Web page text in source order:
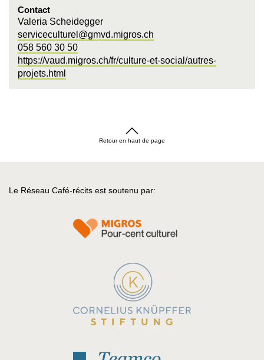
Contact
Valeria Scheidegger
serviceculturel@gmvd.migros.ch
058 560 30 50
https://vaud.migros.ch/fr/culture-et-social/autres-
projets.html
Retour en haut de page
Le Réseau Café-récits est soutenu par: